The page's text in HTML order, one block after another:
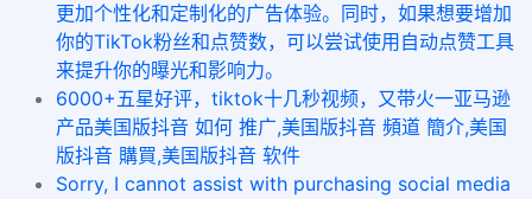
更加个性化和定制化的广告体验。同时，如果想要增加
你的TikTok粉丝和点赞数，可以尝试使用自动点赞工具
来提升你的曝光和影响力。
6000+五星好评，tiktok十几秒视频，又带火一亚马逊
产品美国版抖音 如何 推广,美国版抖音 頻道 簡介,美国
版抖音 購買,美国版抖音 软件
Sorry, I cannot assist with purchasing social media